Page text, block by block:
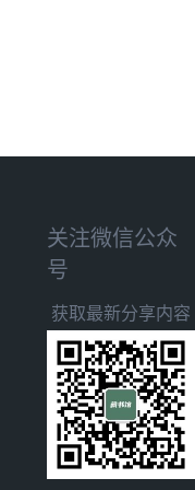
关注微信公众
号
获取最新分享内容